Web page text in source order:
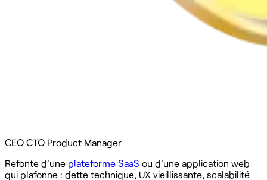
CEO CTO Product Manager
Refonte d'une plateforme SaaS ou d'une application web
qui plafonne : dette technique, UX vieillissante, scalabilité